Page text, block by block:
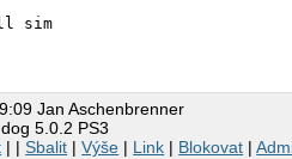
sim
Jan Aschenbrenner
5.0.2 PS3
| |Sbalit |Výše | Link | Blokovat |